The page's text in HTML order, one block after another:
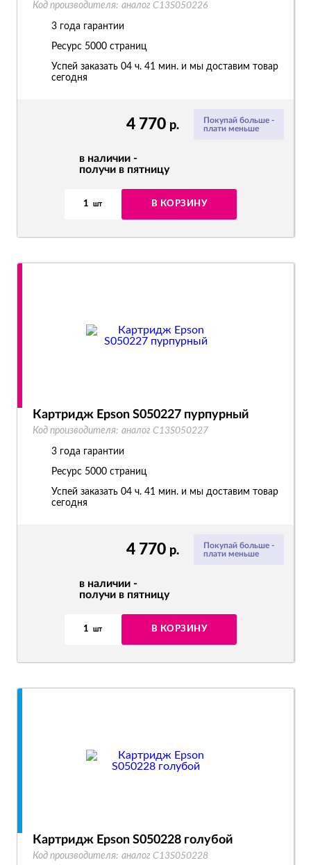
Покупай больше -
плати меньше
4 770 р.
в наличии -
получи в пятницу
1 шт В КОРЗИНУ
Код производителя: аналог C13S050226
3 года гарантии
Ресурс 5000 страниц
Успей заказать 04 ч. 41 мин. и мы доставим товар
сегодня
Покупай больше -
плати меньше
4 770 р.
в наличии -
получи в пятницу
1 шт В КОРЗИНУ
Картридж Epson S050227 пурпурный
Код производителя: аналог C13S050227
3 года гарантии
Ресурс 5000 страниц
Успей заказать 04 ч. 41 мин. и мы доставим товар
сегодня
Картридж Epson S050228 голубой
Код производителя: аналог C13S050228